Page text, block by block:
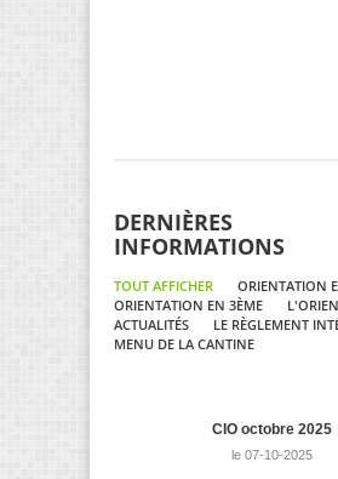
DERNIÈRES
INFORMATIONS
TOUT AFFICHER
ORIENTATION
ORIENTATION EN 3ÈME
ACTUALITÉS
LE RÈGLEMENT
MENU DE LA CANTINE
CIO octobre 2025
le 07-10-2025